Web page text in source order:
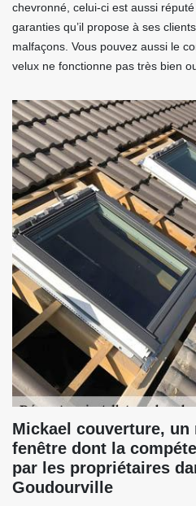
chevronné, celui-ci est aussi
garanties qu’il propose à ses
malfaçons. Vous pouvez aussi le
velux ne fonctionne pas très bien
Mickael couverture, un
fenêtre dont la
par les propriétaires
Goudourville